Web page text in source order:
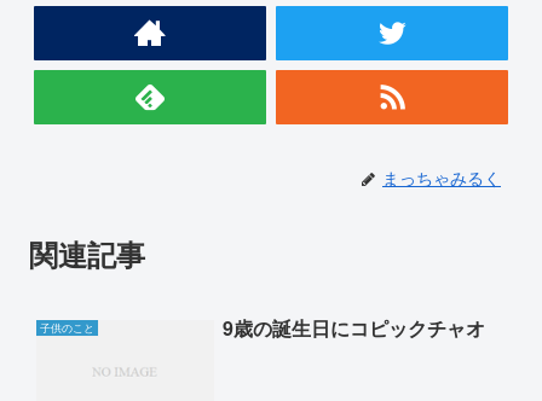
まっちゃみるく
関連記事
子供のこと 9歳の誕生日にコピックチャオ